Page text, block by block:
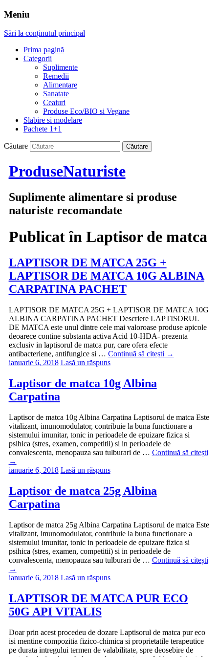
Meniu
Sări la conținutul principal
Prima pagină
Categorii
Suplimente
Remedii
Alimentare
Sanatate
Ceaiuri
Produse Eco/BIO si Vegane
Slabire si modelare
Pachete 1+1
Căutare
ProduseNaturiste
Suplimente alimentare si produse
naturiste recomandate
Publicat în Laptisor de matca
LAPTISOR DE MATCA 25G +
LAPTISOR DE MATCA 10G ALBINA
CARPATINA PACHET
LAPTISOR DE MATCA 25G + LAPTISOR DE MATCA 10G
ALBINA CARPATINA PACHET Descriere LAPTISORUL
DE MATCA este unul dintre cele mai valoroase produse apicole
deoarece contine substanta activa Acid 10-HDA- prezenta
exclusiv in laptisorul de matca pur, care ofera efecte
antibacteriene, antifungice si … Continuă să citești →
ianuarie 6, 2018 Lasă un răspuns
Laptisor de matca 10g Albina
Carpatina
Laptisor de matca 10g Albina Carpatina Laptisorul de matca Este
vitalizant, imunomodulator, contribuie la buna functionare a
sistemului imunitar, tonic in perioadele de epuizare fizica si
psihica (stres, examen, competitii) si in perioadele de
convalescenta, menopauza sau tulburari de … Continuă să citești
→
ianuarie 6, 2018 Lasă un răspuns
Laptisor de matca 25g Albina
Carpatina
Laptisor de matca 25g Albina Carpatina Laptisorul de matca Este
vitalizant, imunomodulator, contribuie la buna functionare a
sistemului imunitar, tonic in perioadele de epuizare fizica si
psihica (stres, examen, competitii) si in perioadele de
convalescenta, menopauza sau tulburari de … Continuă să citești
→
ianuarie 6, 2018 Lasă un răspuns
LAPTISOR DE MATCA PUR ECO
50G API VITALIS
Doar prin acest procedeu de dozare Laptisorul de matca pur eco
isi mentine compozitia fizico-chimica si proprietatile terapeutice
pe durata intregului termen de valabilitate, spre deosebire de